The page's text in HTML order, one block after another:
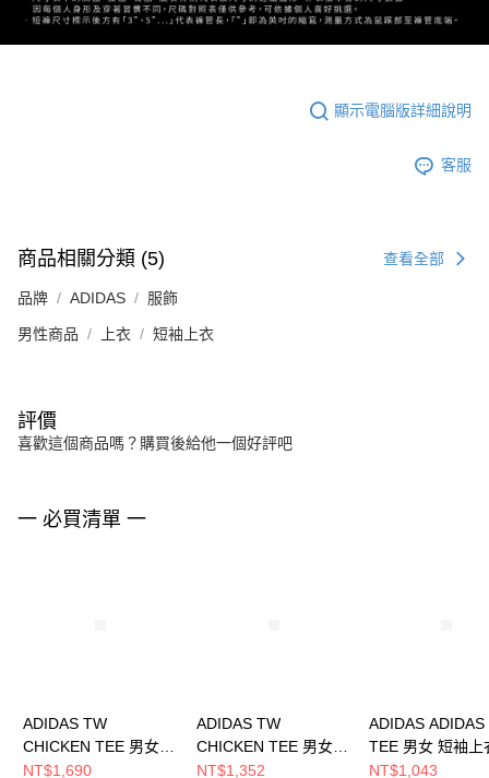
顯示電腦版詳細說明
客服
商品相關分類 (5) 查看全部
品牌 ADIDAS 服飾
男性商品 上衣 短袖上衣
評價
喜歡這個商品嗎？購買後給他一個好評吧
一 必買清單 一
ADIDAS TW
CHICKEN TEE 男女
短袖上衣 KT5009
NT$1,690
ADIDAS TW
CHICKEN TEE 男女
短袖上衣 KT4591
NT$1,352
ADIDAS ADIDAS
TEE 男女 短袖上
JX5574
NT$1,043